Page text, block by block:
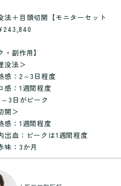
法＋目頭切開【モニターセット
・副作用】
没法＞
感：2～3日程度
感：1週間程度
3日がピーク
開＞
感：1週間程度
出血：ピークは1週間程度
味：3か月